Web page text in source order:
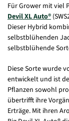
Für Grower mit viel
Devil XL Auto®
Dieser Hybrid
selbstblühenden
selbstblühende
Diese Sorte wurde
entwickelt und ist
Pflanzen sowohl
übertrifft ihre
Erträge. Mit ihren